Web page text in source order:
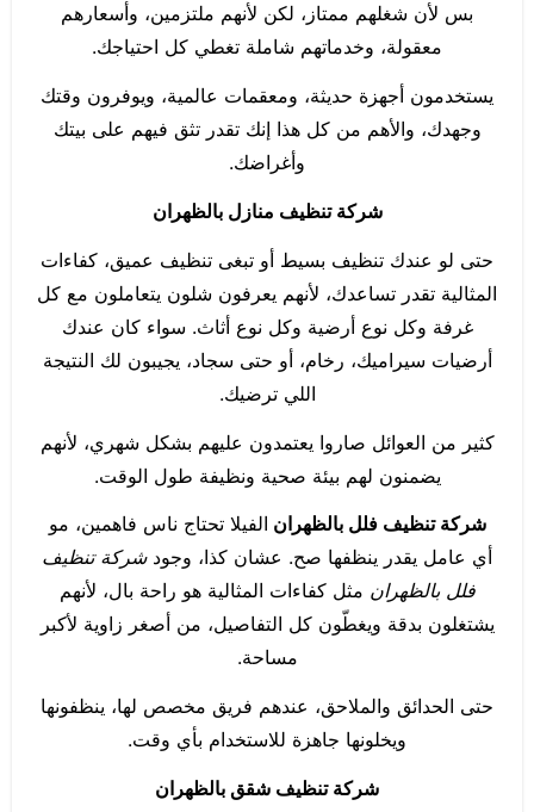
بس لأن شغلهم ممتاز، لكن لأنهم ملتزمين، وأسعارهم
معقولة، وخدماتهم شاملة تغطي كل احتياجك.
يستخدمون أجهزة حديثة، ومعقمات عالمية، ويوفرون وقتك
وجهدك، والأهم من كل هذا إنك تقدر تثق فيهم على بيتك
وأغراضك.
شركة تنظيف منازل بالظهران
حتى لو عندك تنظيف بسيط أو تبغى تنظيف عميق، كفاءات
المثالية تقدر تساعدك، لأنهم يعرفون شلون يتعاملون مع كل
غرفة وكل نوع أرضية وكل نوع أثاث. سواء كان عندك
أرضيات سيراميك، رخام، أو حتى سجاد، يجيبون لك النتيجة
اللي ترضيك.
كثير من العوائل صاروا يعتمدون عليهم بشكل شهري، لأنهم
يضمنون لهم بيئة صحية ونظيفة طول الوقت.
شركة تنظيف فلل بالظهران الفيلا تحتاج ناس فاهمين، مو
أي عامل يقدر ينظفها صح. عشان كذا، وجودشركة تنظيف
فلل بالظهران مثل كفاءات المثالية هو راحة بال، لأنهم
يشتغلون بدقة ويغطّون كل التفاصيل، من أصغر زاوية لأكبر
مساحة.
حتى الحدائق والملاحق، عندهم فريق مخصص لها، ينظفونها
ويخلونها جاهزة للاستخدام بأي وقت.
شركة تنظيف شقق بالظهران